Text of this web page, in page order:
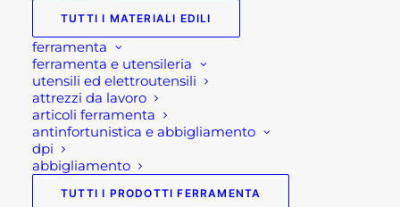
TUTTI I MATERIALI EDILI
ferramenta
ferramenta e utensileria
utensili ed elettroutensili
attrezzi da lavoro
articoli ferramenta
antinfortunistica e abbigliamento
dpi
abbigliamento
TUTTI I PRODOTTI FERRAMENTA
THERMOPAINT PITTURA TERMICA ANTIMUFFA E
ANTICONDENSA TERMOISOLANTE
48,00€ - 157,50 €
di
prezzo:SCEGLI